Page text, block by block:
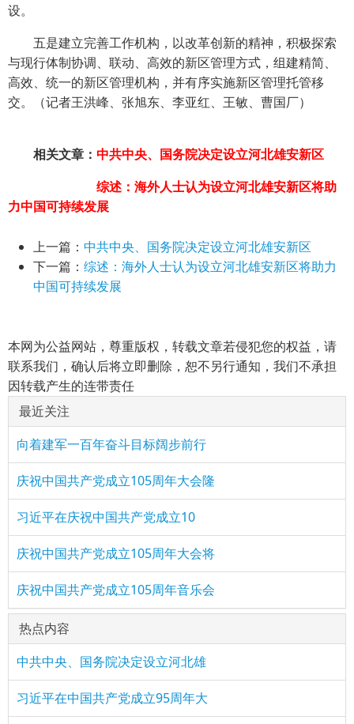
设。
五是建立完善工作机构，以改革创新的精神，积极探索
与现行体制协调、联动、高效的新区管理方式，组建精简、
高效、统一的新区管理机构，并有序实施新区管理托管移
交。（记者王洪峰、张旭东、李亚红、王敏、曹国厂）
相关文章： 中共中央、国务院决定设立河北雄安新区
综述：海外人士认为设立河北雄安新区将助
力中国可持续发展
上一篇： 中共中央、国务院决定设立河北雄安新区
下一篇： 综述：海外人士认为设立河北雄安新区将助力
中国可持续发展
本网为公益网站，尊重版权，转载文章若侵犯您的权益，请
联系我们，确认后将立即删除，恕不另行通知，我们不承担
因转载产生的连带责任
最近关注
向着建军一百年奋斗目标阔步前行
庆祝中国共产党成立105周年大会隆
习近平在庆祝中国共产党成立10
庆祝中国共产党成立105周年大会将
庆祝中国共产党成立105周年音乐会
热点内容
中共中央、国务院决定设立河北雄
习近平在中国共产党成立95周年大